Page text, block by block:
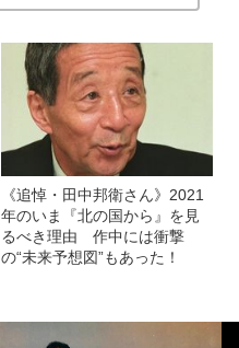
《追悼・田中邦衛さん》2021
年のいま『北の国から』を見
るべき理由 作中には衝撃
の“未来予想図”もあった！